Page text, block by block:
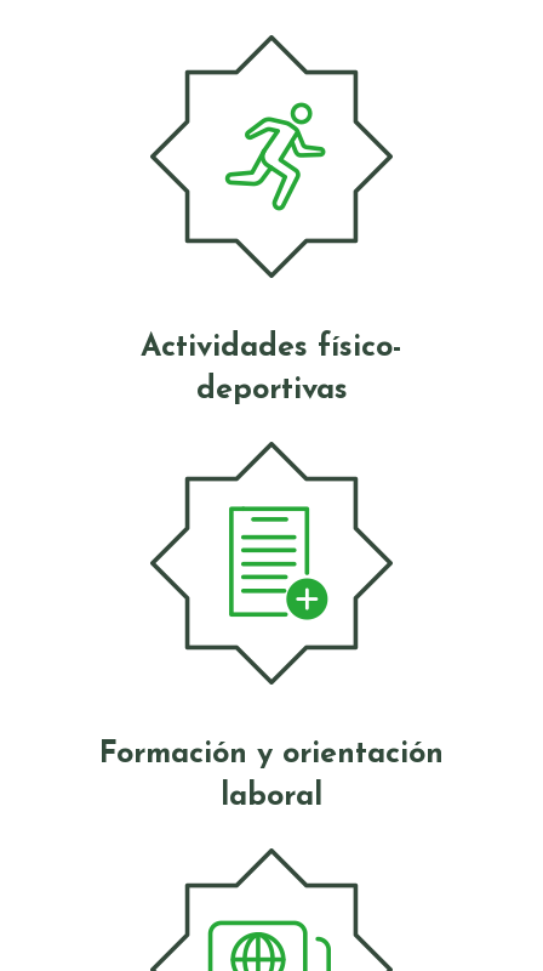
Actividades físico-
deportivas
Formación y orientación
laboral